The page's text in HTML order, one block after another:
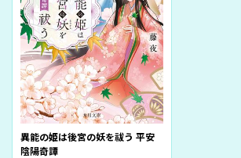
異能の姫は後宮の妖を祓う 平安
陰陽奇譚